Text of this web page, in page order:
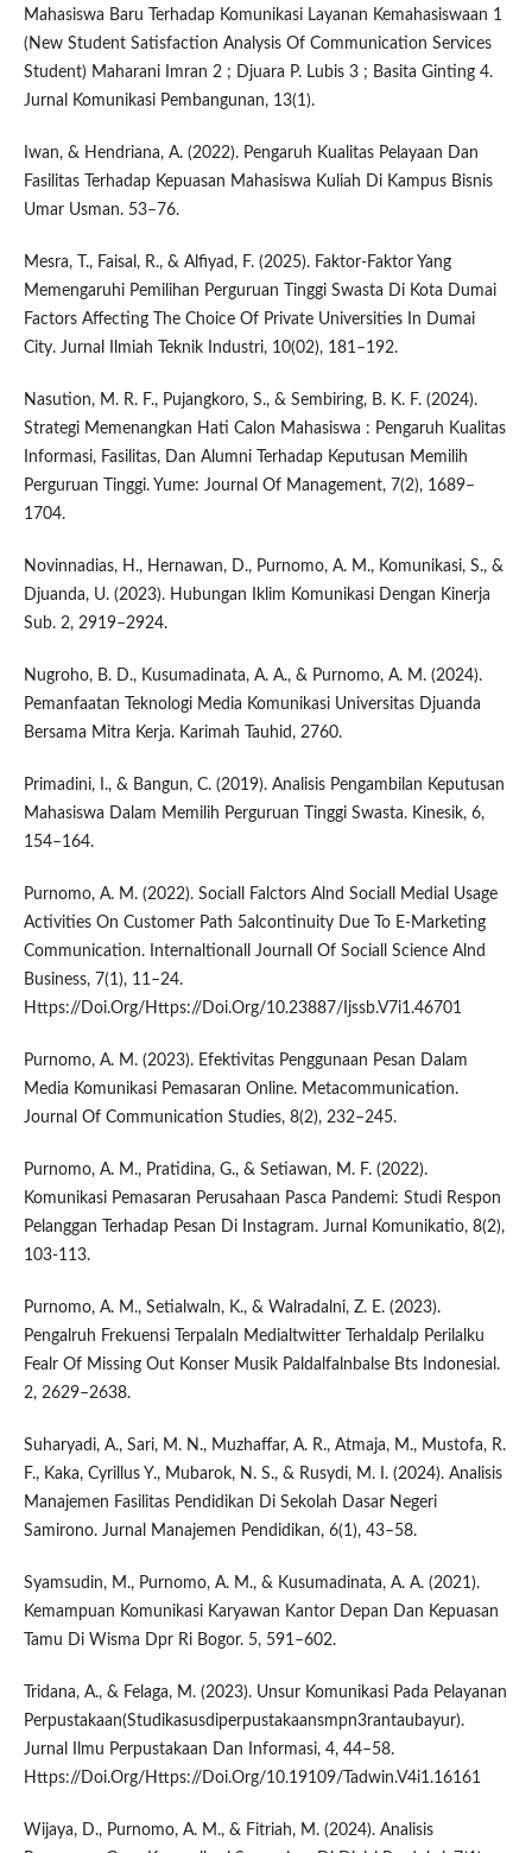
Mahasiswa Baru Terhadap Komunikasi Layanan Kemahasiswaan 1
(New Student Satisfaction Analysis Of Communication Services
Student) Maharani Imran 2 ; Djuara P. Lubis 3 ; Basita Ginting 4.
Jurnal Komunikasi Pembangunan, 13(1).
Iwan, & Hendriana, A. (2022). Pengaruh Kualitas Pelayaan Dan
Fasilitas Terhadap Kepuasan Mahasiswa Kuliah Di Kampus Bisnis
Umar Usman. 53–76.
Mesra, T., Faisal, R., & Alfiyad, F. (2025). Faktor-Faktor Yang
Memengaruhi Pemilihan Perguruan Tinggi Swasta Di Kota Dumai
Factors Affecting The Choice Of Private Universities In Dumai
City. Jurnal Ilmiah Teknik Industri, 10(02), 181–192.
Nasution, M. R. F., Pujangkoro, S., & Sembiring, B. K. F. (2024).
Strategi Memenangkan Hati Calon Mahasiswa : Pengaruh Kualitas
Informasi, Fasilitas, Dan Alumni Terhadap Keputusan Memilih
Perguruan Tinggi. Yume: Journal Of Management, 7(2), 1689–
1704.
Novinnadias, H., Hernawan, D., Purnomo, A. M., Komunikasi, S., &
Djuanda, U. (2023). Hubungan Iklim Komunikasi Dengan Kinerja
Sub. 2, 2919–2924.
Nugroho, B. D., Kusumadinata, A. A., & Purnomo, A. M. (2024).
Pemanfaatan Teknologi Media Komunikasi Universitas Djuanda
Bersama Mitra Kerja. Karimah Tauhid, 2760.
Primadini, I., & Bangun, C. (2019). Analisis Pengambilan Keputusan
Mahasiswa Dalam Memilih Perguruan Tinggi Swasta. Kinesik, 6,
154–164.
Purnomo, A. M. (2022). Sociall Falctors Alnd Sociall Medial Usage
Activities On Customer Path 5alcontinuity Due To E-Marketing
Communication. Internaltionall Journall Of Sociall Science Alnd
Business, 7(1), 11–24.
Https://Doi.Org/Https://Doi.Org/10.23887/Ijssb.V7i1.46701
Purnomo, A. M. (2023). Efektivitas Penggunaan Pesan Dalam
Media Komunikasi Pemasaran Online. Metacommunication.
Journal Of Communication Studies, 8(2), 232–245.
Purnomo, A. M., Pratidina, G., & Setiawan, M. F. (2022).
Komunikasi Pemasaran Perusahaan Pasca Pandemi: Studi Respon
Pelanggan Terhadap Pesan Di Instagram. Jurnal Komunikatio, 8(2),
103-113.
Purnomo, A. M., Setialwaln, K., & Walradalni, Z. E. (2023).
Pengalruh Frekuensi Terpalaln Medialtwitter Terhaldalp Perilalku
Fealr Of Missing Out Konser Musik Paldalfalnbalse Bts Indonesial.
2, 2629–2638.
Suharyadi, A., Sari, M. N., Muzhaffar, A. R., Atmaja, M., Mustofa, R.
F., Kaka, Cyrillus Y., Mubarok, N. S., & Rusydi, M. I. (2024). Analisis
Manajemen Fasilitas Pendidikan Di Sekolah Dasar Negeri
Samirono. Jurnal Manajemen Pendidikan, 6(1), 43–58.
Syamsudin, M., Purnomo, A. M., & Kusumadinata, A. A. (2021).
Kemampuan Komunikasi Karyawan Kantor Depan Dan Kepuasan
Tamu Di Wisma Dpr Ri Bogor. 5, 591–602.
Tridana, A., & Felaga, M. (2023). Unsur Komunikasi Pada Pelayanan
Perpustakaan(Studikasusdiperpustakaansmpn3rantaubayur).
Jurnal Ilmu Perpustakaan Dan Informasi, 4, 44–58.
Https://Doi.Org/Https://Doi.Org/10.19109/Tadwin.V4i1.16161
Wijaya, D., Purnomo, A. M., & Fitriah, M. (2024). Analisis